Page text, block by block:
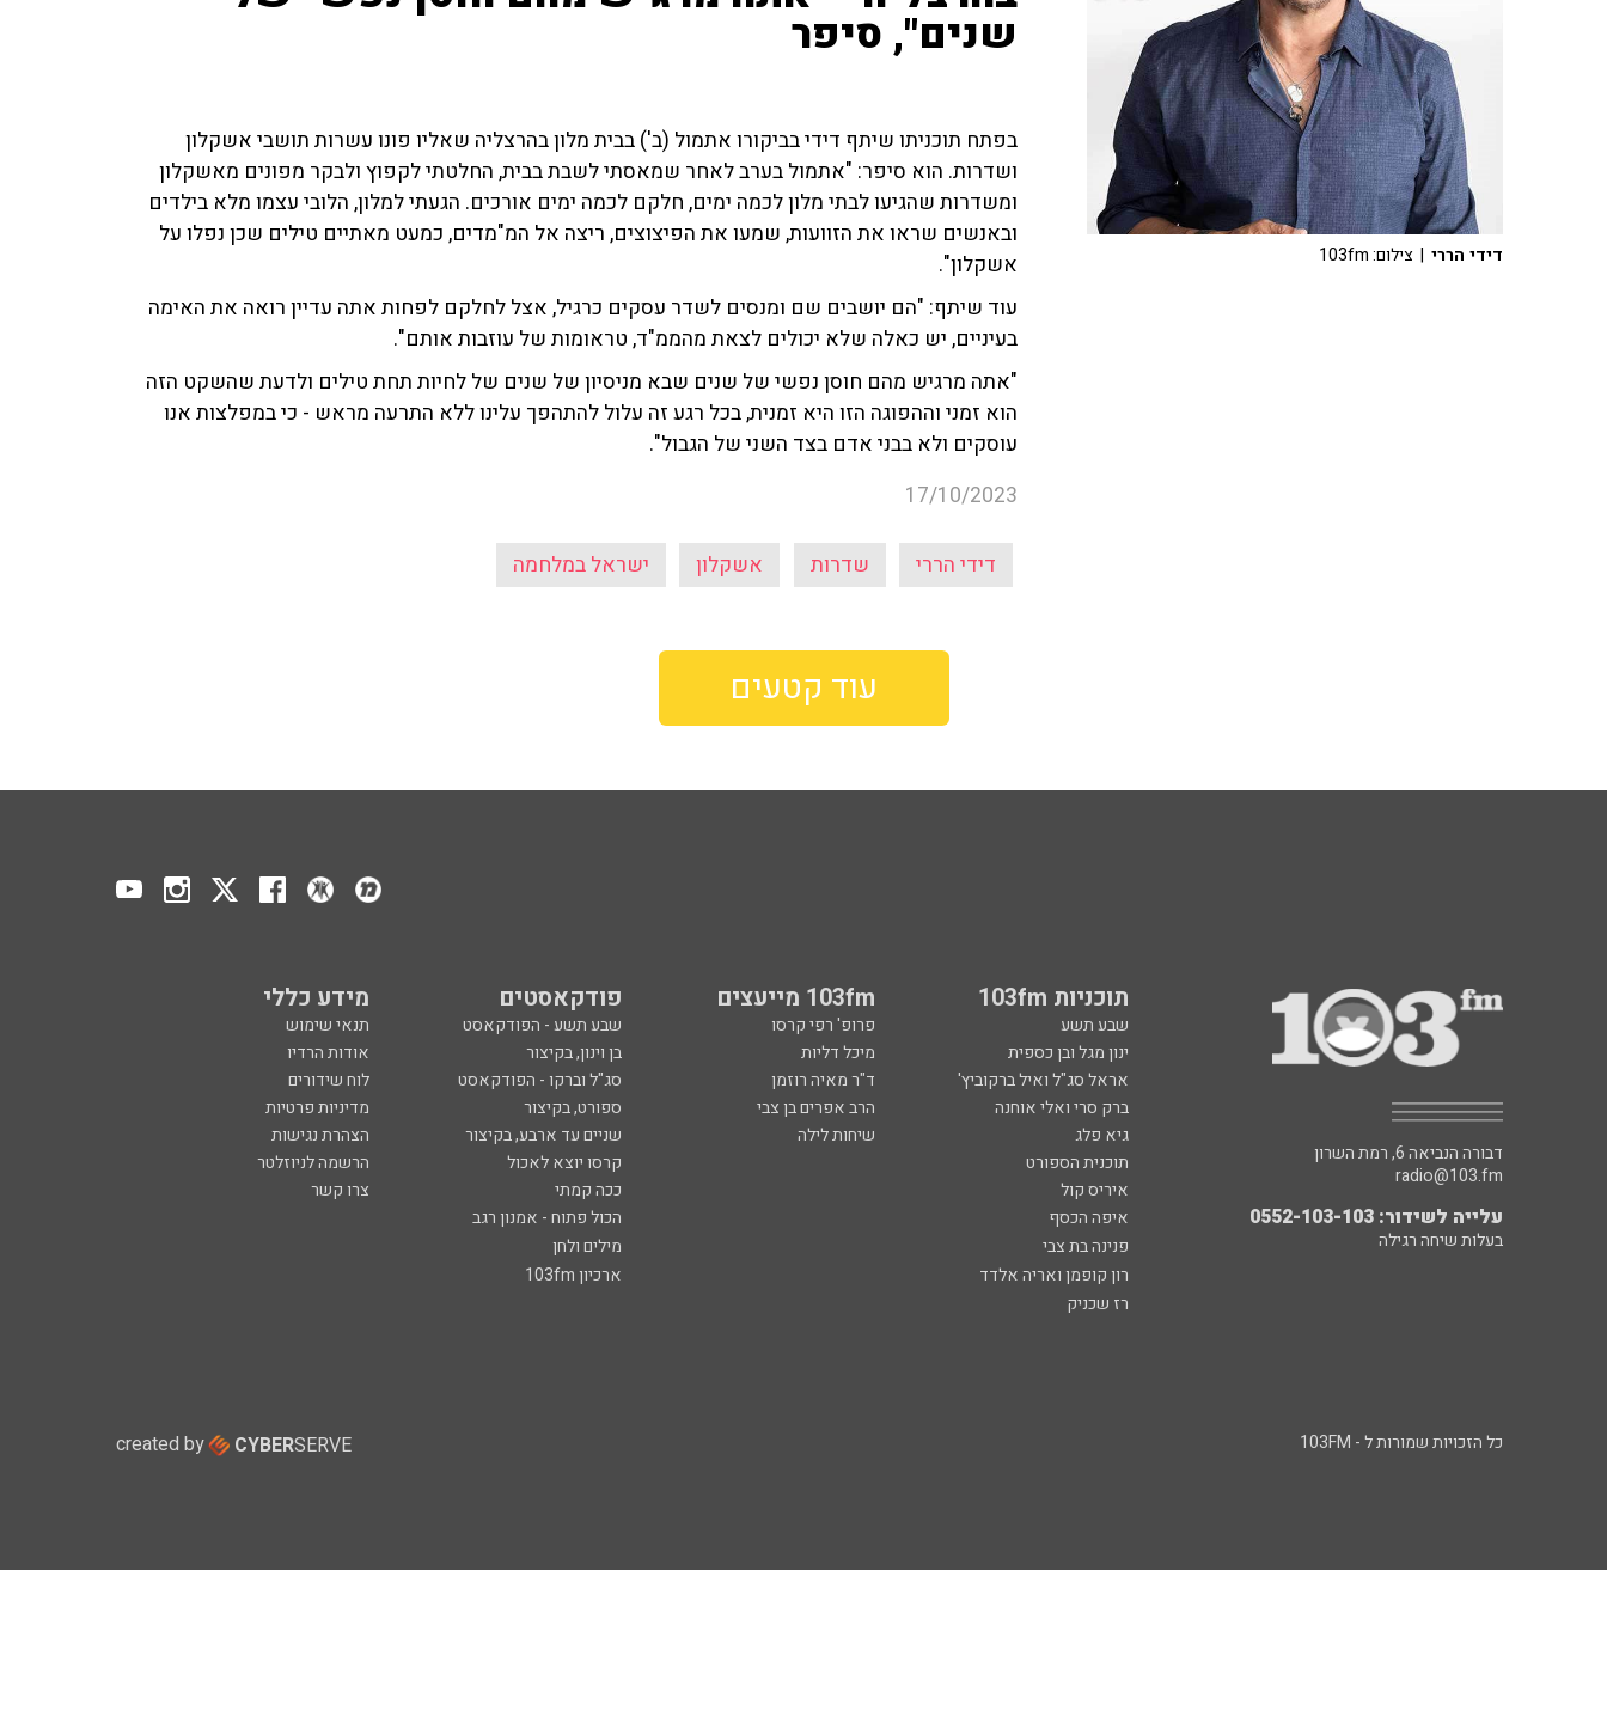
שנים", סיפר
בפתח תוכניתו שיתף דידי בביקורו אתמול (ב') בבית מלון בהרצליה שאליו פונו עשרות תושבי אשקלון
ושדרות. הוא סיפר: "אתמול בערב לאחר שמאסתי לשבת בבית, החלטתי לקפוץ ולבקר מפונים מאשקלון
ומשדרות שהגיעו לבתי מלון לכמה ימים, חלקם לכמה ימים אורכים. הגעתי למלון, הלובי עצמו מלא בילדים
ובאנשים שראו את הזוועות, שמעו את הפיצוצים, ריצה אל המ"מדים, כמעט מאתיים טילים שכן נפלו על
אשקלון".
עוד שיתף: "הם יושבים שם ומנסים לשדר עסקים כרגיל, אצל לחלקם לפחות אתה עדיין רואה את האימה
בעיניים, יש כאלה שלא יכולים לצאת מהממ"ד, טראומות של עוזבות אותם".
"אתה מרגיש מהם חוסן נפשי של שנים שבא מניסיון של שנים של לחיות תחת טילים ולדעת שהשקט הזה
הוא זמני וההפוגה הזו היא זמנית, בכל רגע זה עלול להתהפך עלינו ללא התרעה מראש - כי במפלצות אנו
עוסקים ולא בבני אדם בצד השני של הגבול".
17/10/2023
דידי הררי שדרות אשקלון ישראל במלחמה
דידי הררי | צילום: 103fm
עוד קטעים
תוכניות 103fm 103fm מייעצים פודקאסטים מידע כללי
שבע תשע פרופ' רפי קרסו שבע תשע - הפודקאסט
תנאי שימוש
ינון מגל ובן כספית
מיכל דליות בן וינון, בקיצור
אודות הרדיו
אראל סג"ל ואיל ברקוביץ'
ד"ר מאיה רוזמן סג"ל וברקו - הפודקאסט
לוח שידורים
ברק סרי ואלי אוחנה
הרב אפרים בן צבי ספורט, בקיצור
מדיניות פרטיות
גיא פלג
שיחות לילה שניים עד ארבע, בקיצור
הצהרת נגישות
תוכנית הספורט
קרסו יוצא לאכול
הרשמה לניוזלטר
איריס קול
ככה קמתי
צרו קשר
איפה הכסף
הכול פתוח - אמנון רגב
פנינה בת צבי
מילים ולחן
רון קופמן ואריה אלדד
ארכיון 103fm
רז שכניק
דבורה הנביאה 6, רמת השרון
radio@103.fm
עלייה לשידור: 0552-103-103
בעלות שיחה רגילה
כל הזכויות שמורות ל - 103FM created by CYBERSERVE